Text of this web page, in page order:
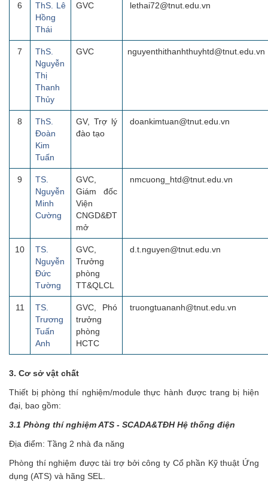
6
ThS. Lê
Hồng
Thái
GVC lethai72@tnut.edu.vn
7
ThS.
Nguyễn
Thị
Thanh
Thủy
GVC nguyenthithanhthuyhtd@tnut.edu.vn
8
ThS.
Đoàn
Kim
Tuấn
GV, Trợ lý
đào tạo
doankimtuan@tnut.edu.vn
9
TS.
Nguyễn
Minh
Cường
GVC,
Giám đốc
Viện
CNGD&ĐT
mở
nmcuong_htd@tnut.edu.vn
10
TS.
Nguyễn
Đức
Tường
GVC,
Trưởng
phòng
TT&QLCL
d.t.nguyen@tnut.edu.vn
11
TS.
Trương
Tuấn
Anh
GVC, Phó
trưởng
phòng
HCTC
truongtuananh@tnut.edu.vn
3. Cơ sở vật chất
Thiết bị phòng thí nghiệm/module thực hành được trang bị hiện
đại, bao gồm:
3.1 Phòng thí nghiệm ATS - SCADA&TĐH Hệ thống điện
Địa điểm: Tầng 2 nhà đa năng
Phòng thí nghiệm được tài trợ bởi công ty Cổ phần Kỹ thuật Ứng
dụng (ATS) và hãng SEL.